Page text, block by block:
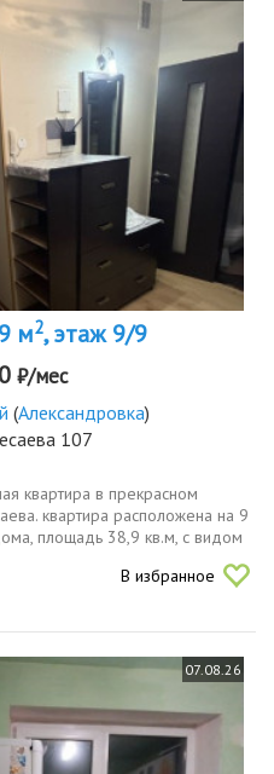
м2, этаж 9/9
₽/мес
(Александровка)
107
квартира в прекрасном
квартира расположена на 9
площадь 38,9 кв.м, с видом
вид из окна просто
В избранное
07.08.26